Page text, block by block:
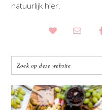
natuurlijk hier.